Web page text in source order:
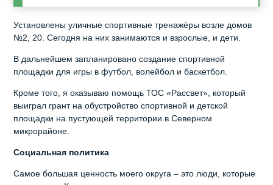
Установлены уличные спортивные тренажёры возле домов
№2, 20. Сегодня на них занимаются и взрослые, и дети.
В дальнейшем запланировано создание спортивной
площадки для игры в футбол, волейбол и баскетбол.
Кроме того, я оказываю помощь ТОС «Рассвет», который
выиграл грант на обустройство спортивной и детской
площадки на пустующей территории в Северном
микрорайоне.
Социальная политика
Самое большая ценность моего округа – это люди, которые